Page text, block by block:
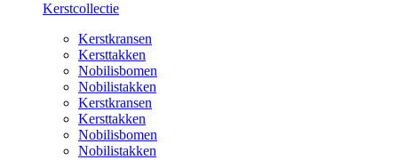
Kerstcollectie
Kerstkransen
Kersttakken
Nobilisbomen
Nobilistakken
Kerstkransen
Kersttakken
Nobilisbomen
Nobilistakken